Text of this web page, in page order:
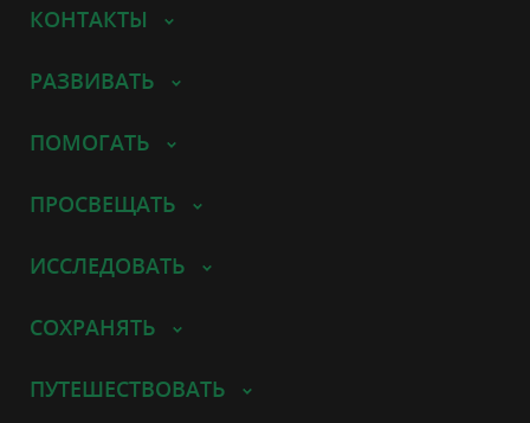
КОНТАКТЫ
РАЗВИВАТЬ
ПОМОГАТЬ
ПРОСВЕЩАТЬ
ИССЛЕДОВАТЬ
СОХРАНЯТЬ
ПУТЕШЕСТВОВАТЬ